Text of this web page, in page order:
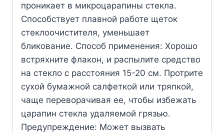
проникает в микроцарапины стекла.
Способствует плавной работе щеток
стеклоочистителя, уменьшает
бликование. Способ применения: Хорошо
встряхните флакон, и распылите средство
на стекло с расстояния 15-20 см. Протрите
сухой бумажной салфеткой или тряпкой,
чаще переворачивая ее, чтобы избежать
царапин стекла удаляемой грязью.
Предупреждение: Может вызвать